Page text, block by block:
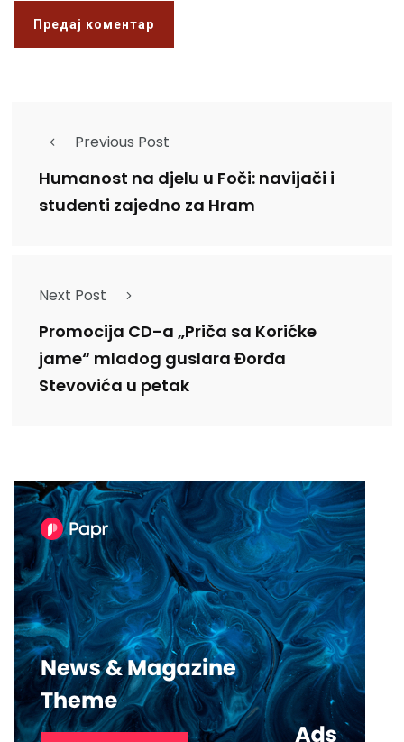
Previous Post
Humanost na djelu u Foči: navijači i
studenti zajedno za Hram
Next Post
Promocija CD-a „Priča sa Korićke
jame“ mladog guslara Đorđa
Stevovića u petak